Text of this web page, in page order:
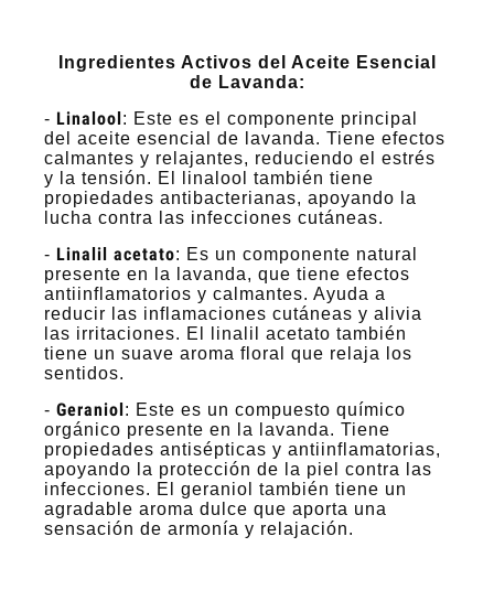
Ingredientes Activos del Aceite Esencial
de Lavanda:
- Linalool: Este es el componente principal
del aceite esencial de lavanda. Tiene efectos
calmantes y relajantes, reduciendo el estrés
y la tensión. El linalool también tiene
propiedades antibacterianas, apoyando la
lucha contra las infecciones cutáneas.
- Linalil acetato: Es un componente natural
presente en la lavanda, que tiene efectos
antiinflamatorios y calmantes. Ayuda a
reducir las inflamaciones cutáneas y alivia
las irritaciones. El linalil acetato también
tiene un suave aroma floral que relaja los
sentidos.
- Geraniol: Este es un compuesto químico
orgánico presente en la lavanda. Tiene
propiedades antisépticas y antiinflamatorias,
apoyando la protección de la piel contra las
infecciones. El geraniol también tiene un
agradable aroma dulce que aporta una
sensación de armonía y relajación.